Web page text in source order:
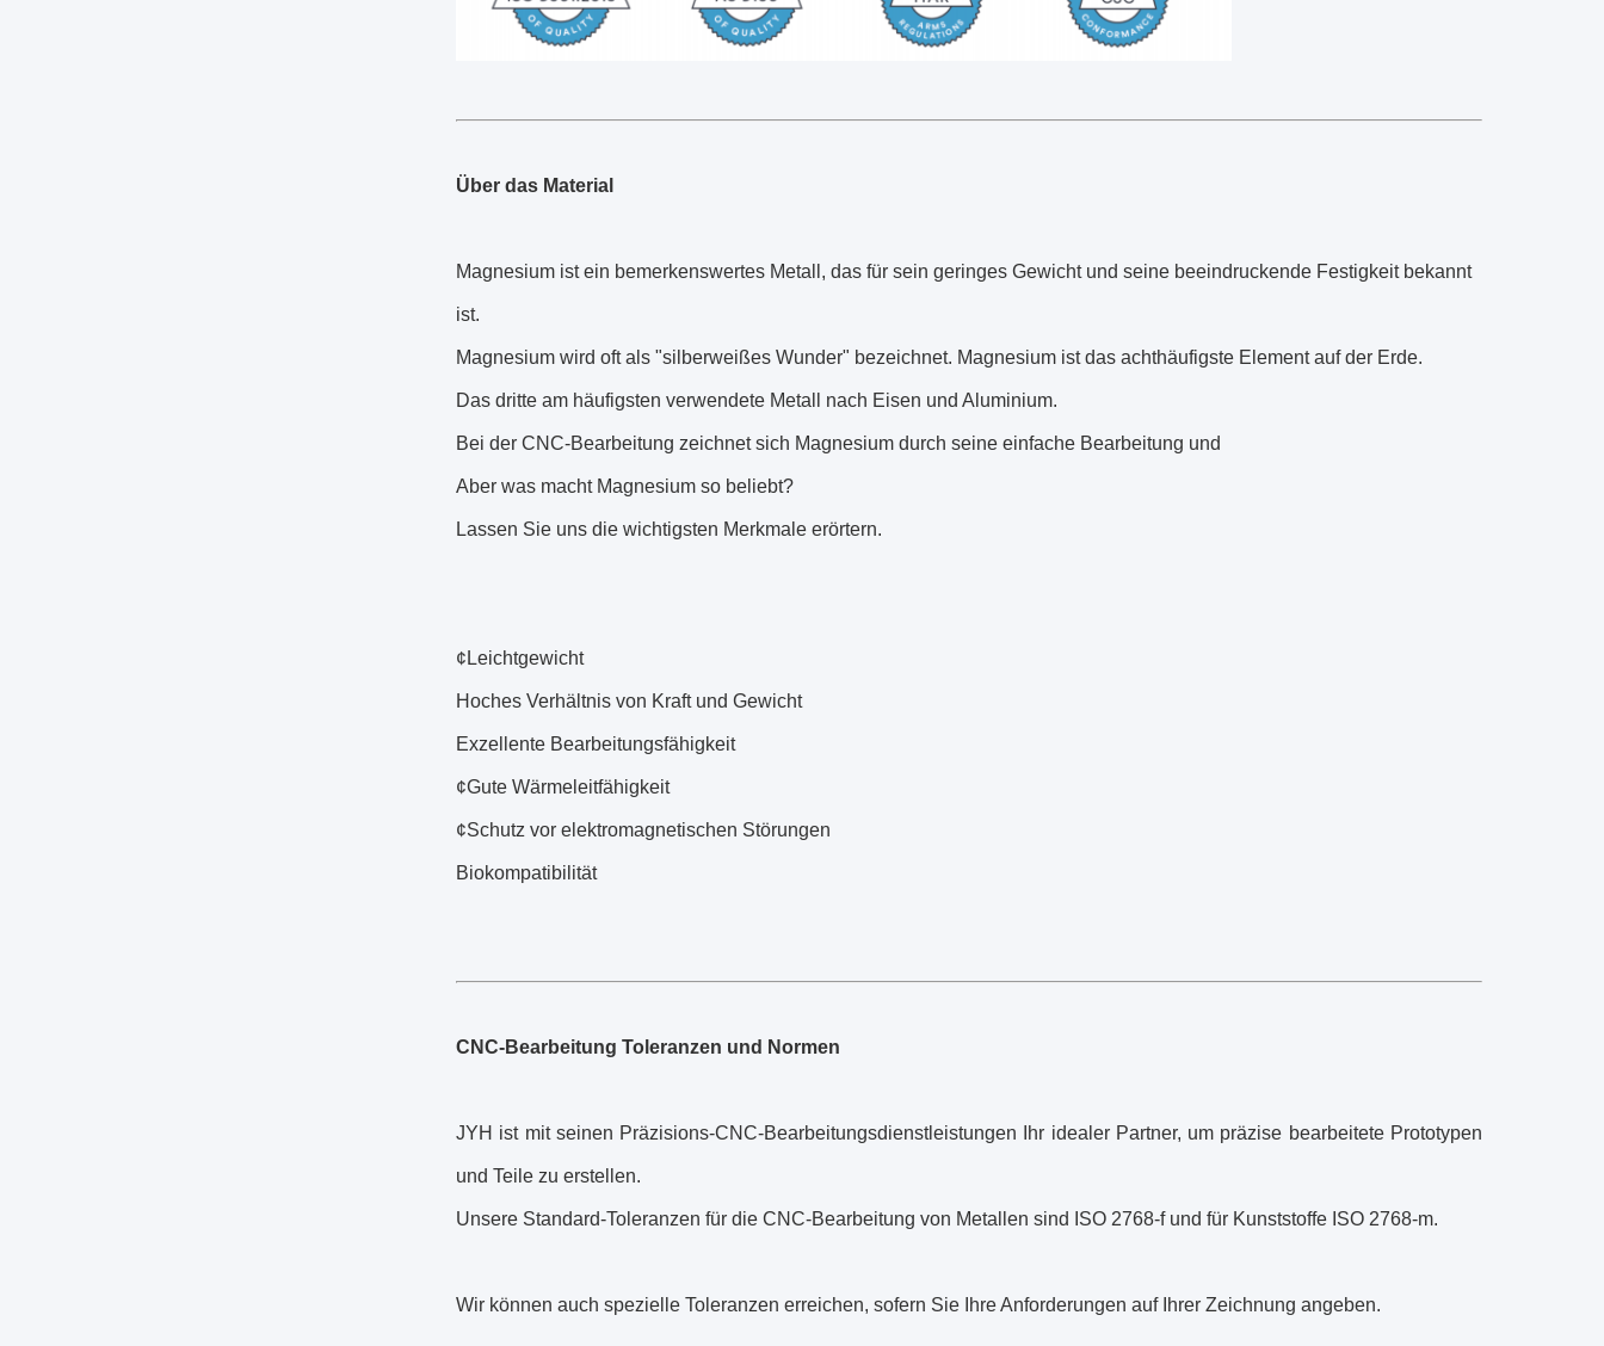
Über das Material
Magnesium ist ein bemerkenswertes Metall, das für sein geringes Gewicht und seine beeindruckende Festigkeit bekannt
ist.
Magnesium wird oft als "silberweißes Wunder" bezeichnet. Magnesium ist das achthäufigste Element auf der Erde.
Das dritte am häufigsten verwendete Metall nach Eisen und Aluminium.
Bei der CNC-Bearbeitung zeichnet sich Magnesium durch seine einfache Bearbeitung und
Aber was macht Magnesium so beliebt?
Lassen Sie uns die wichtigsten Merkmale erörtern.
¢Leichtgewicht
Hoches Verhältnis von Kraft und Gewicht
Exzellente Bearbeitungsfähigkeit
¢Gute Wärmeleitfähigkeit
¢Schutz vor elektromagnetischen Störungen
Biokompatibilität
CNC-Bearbeitung Toleranzen und Normen
JYH ist mit seinen Präzisions-CNC-Bearbeitungsdienstleistungen Ihr idealer Partner, um präzise bearbeitete Prototypen
und Teile zu erstellen.
Unsere Standard-Toleranzen für die CNC-Bearbeitung von Metallen sind ISO 2768-f und für Kunststoffe ISO 2768-m.
Wir können auch spezielle Toleranzen erreichen, sofern Sie Ihre Anforderungen auf Ihrer Zeichnung angeben.